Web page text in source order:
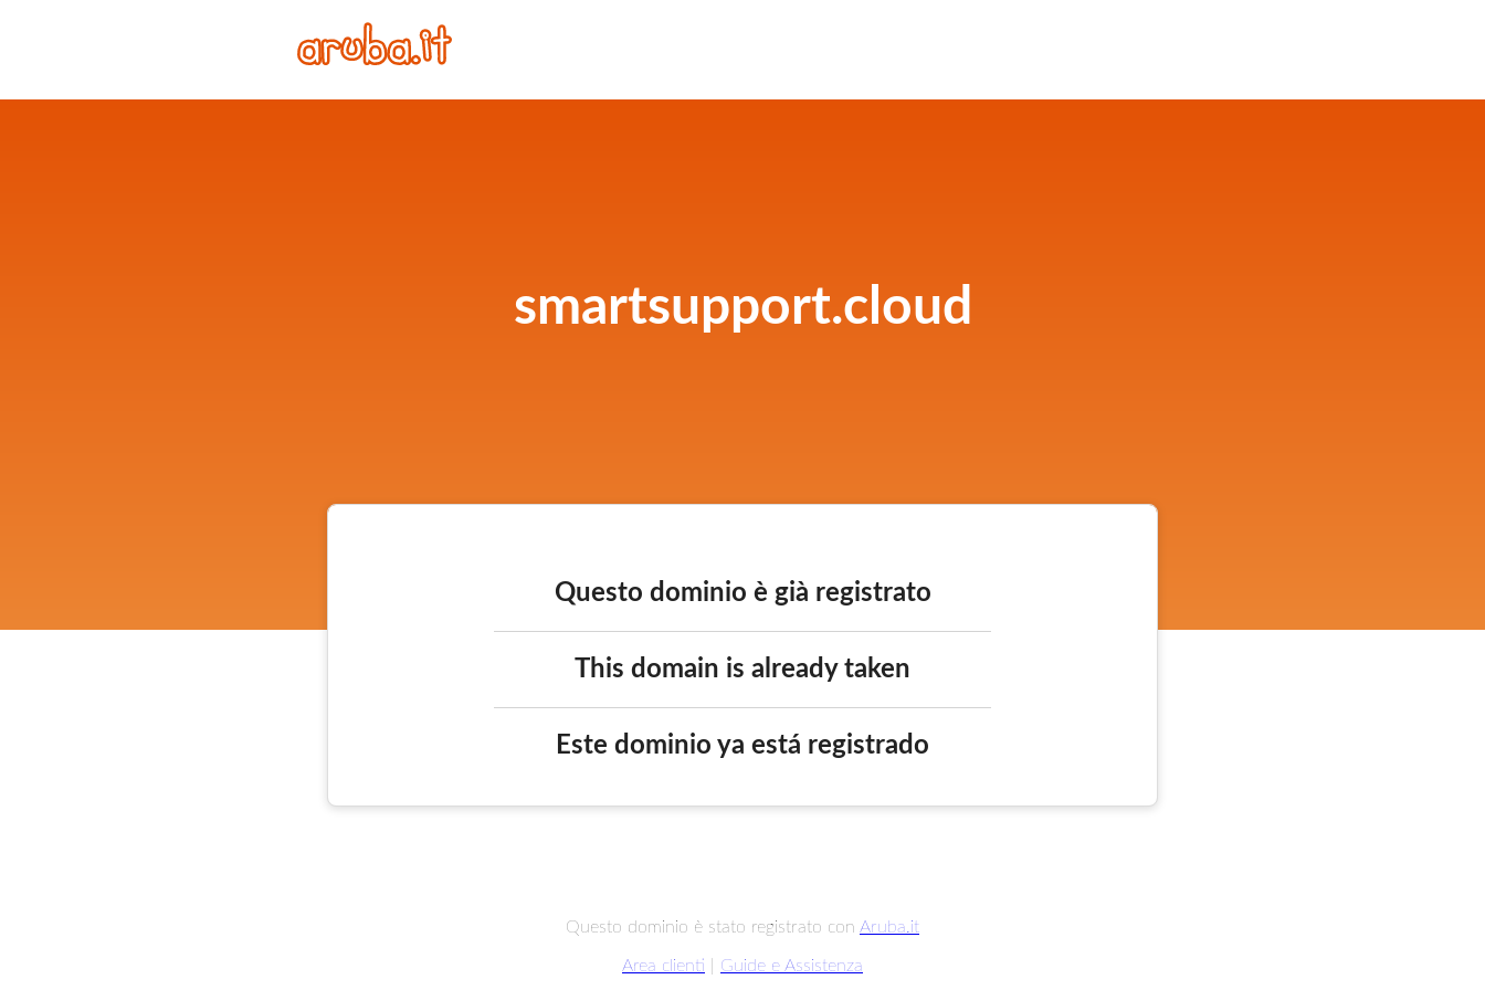
smartsupport.cloud
Questo dominio è già registrato
This domain is already taken
Este dominio ya está registrado
Questo dominio è stato registrato con Aruba.it
Area clienti Guide e Assistenza